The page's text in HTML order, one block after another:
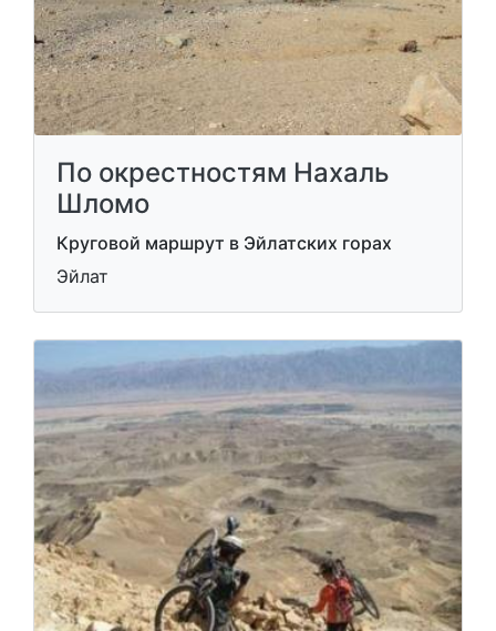
По окрестностям Нахаль
Шломо
Круговой маршрут в Эйлатских горах
Эйлат